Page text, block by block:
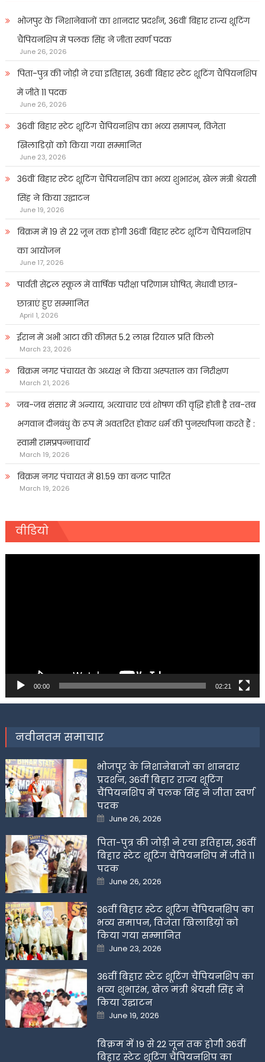
भोजपुर के निशानेबाजों का शानदार प्रदर्शन, 36वीं बिहार राज्य शूटिंग
चैंपियनशिप में पलक सिंह ने जीता स्वर्ण पदक
June 26, 2026
पिता-पुत्र की जोड़ी ने रचा इतिहास, 36वीं बिहार स्टेट शूटिंग चैंपियनशिप
में जीते 11 पदक
June 26, 2026
36वीं बिहार स्टेट शूटिंग चैंपियनशिप का भव्य समापन, विजेता
खिलाडिय़ों को किया गया सम्मानित
June 23, 2026
36वीं बिहार स्टेट शूटिंग चैंपियनशिप का भव्य शुभारंभ, खेल मंत्री श्रेयसी
सिंह ने किया उद्घाटन
June 19, 2026
बिक्रम में 19 से 22 जून तक होगी 36वीं बिहार स्टेट शूटिंग चैंपियनशिप
का आयोजन
June 17, 2026
पार्वती सेंट्रल स्कूल में वार्षिक परीक्षा परिणाम घोषित, मेधावी छात्र-
छात्राएं हुए सम्मानित
April 1, 2026
ईरान में अभी आटा की कीमत 5.2 लाख रियाल प्रति किलो
March 23, 2026
बिक्रम नगर पंचायत के अध्यक्ष ने किया अस्पताल का निरीक्षण
March 21, 2026
जब-जब संसार में अन्याय, अत्याचार एवं शोषण की वृद्धि होती है तब-तब
भगवान दीनबंधु के रूप में अवतरित होकर धर्म की पुनर्स्थापना करते हैं :
स्वामी रामप्रपन्नाचार्य
March 19, 2026
बिक्रम नगर पंचायत में 81.59 का बजट पारित
March 19, 2026
वीडियो
00:00 02:21
नवीनतम समाचार
भोजपुर के निशानेबाजों का शानदार
प्रदर्शन, 36वीं बिहार राज्य शूटिंग
चैंपियनशिप में पलक सिंह ने जीता स्वर्ण
पदक
Posted
on
June 26, 2026
पिता-पुत्र की जोड़ी ने रचा इतिहास, 36वीं
बिहार स्टेट शूटिंग चैंपियनशिप में जीते 11
पदक
Posted
on
June 26, 2026
36वीं बिहार स्टेट शूटिंग चैंपियनशिप का
भव्य समापन, विजेता खिलाडिय़ों को
किया गया सम्मानित
Posted
on
June 23, 2026
36वीं बिहार स्टेट शूटिंग चैंपियनशिप का
भव्य शुभारंभ, खेल मंत्री श्रेयसी सिंह ने
किया उद्घाटन
Posted
on
June 19, 2026
बिक्रम में 19 से 22 जून तक होगी 36वीं
बिहार स्टेट शूटिंग चैंपियनशिप का